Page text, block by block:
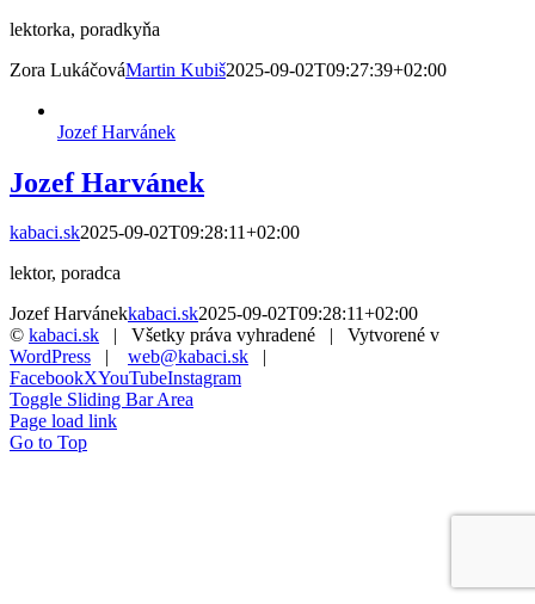
lektorka, poradkyňa
Zora LukáčováMartin Kubiš2025-09-02T09:27:39+02:00
Jozef Harvánek
Jozef Harvánek
kabaci.sk2025-09-02T09:28:11+02:00
lektor, poradca
Jozef Harvánekkabaci.sk2025-09-02T09:28:11+02:00
© kabaci.sk | Všetky práva vyhradené | Vytvorené v
WordPress | web@kabaci.sk |
FacebookXYouTubeInstagram
Toggle Sliding Bar Area
Page load link
Go to Top